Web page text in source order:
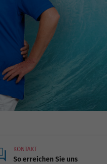
KONTAKT
So erreichen Sie uns